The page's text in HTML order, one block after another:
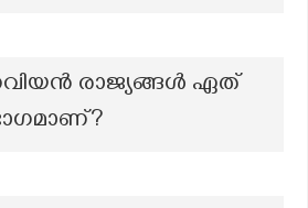
രാജ്യങ്ങൾ ഏത്